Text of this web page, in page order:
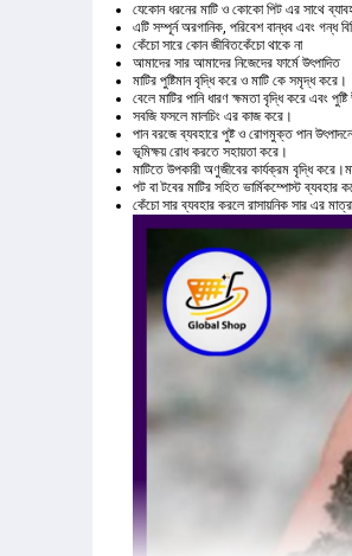
যেকোন ধরনের মাটি ও কোকো পিট এর সাথে
এটি সম্পূর্ন অরগানিক, পরিবেশ বান্ধব এবং গন্ধ
কেঁচো সারে কোন জীবিতকেঁচো থাকে না
আমাদের সার আমাদের নিজেদের ফার্মে উৎপাদিত
মাটির পুষ্টিমান বৃদ্ধি করে ও মাটি কে সমৃদ্ধ করে।
বেলে মাটির পানি ধারণ ক্ষমতা বৃদ্ধি করে এবং
সবজি ফসলে মালচিং এর কাজ করে।
পান বরজে ব্যবহারে পুষ্ট ও রোগমুক্ত পান
ভূমিক্ষয় রোধ করতে সহায়তা করে।
মাটিতে উপকারী অণুজীবের কার্যক্রম বৃদ্ধি
পট বা টবের মাটির সহিত ভার্মিকম্পোস্ট
কেঁচো সার ব্যবহার করলে রাসায়নিক সার এর